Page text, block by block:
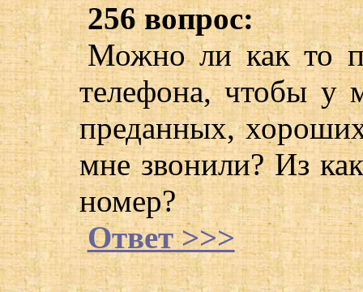
256 вопрос:
Можно ли как то
телефона, чтобы у
преданных,
мне звонили? Из
номер?
Ответ >>>